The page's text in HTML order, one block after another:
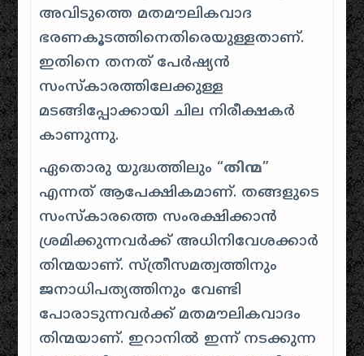
അവിടുത്തെ മതമൗലികവാദ
ഭരണകൂടത്തിനെതിരെയുള്ളതാണ്.
ഇതിനെ തനത് പേർഷ്യൻ
സംസ്കാരത്തിലേക്കുള്ള
മടങ്ങിപ്പോക്കായി ചില നിരീക്ഷകർ
കാണുന്നു.
ഏതൊരു യുദ്ധത്തിലും “തിന്മ”
എന്നത് ആപേക്ഷികമാണ്. തങ്ങളുടെ
സംസ്കാരത്തെ സംരക്ഷിക്കാൻ
ശ്രമിക്കുന്നവർക്ക് അധിനിവേശക്കാർ
തിന്മയാണ്. സ്ത്രീസമത്വത്തിനും
ജനാധിപത്യത്തിനും വേണ്ടി
പോരാടുന്നവർക്ക് മതമൗലികവാദം
തിന്മയാണ്. ഇറാനിൽ ഇന്ന് നടക്കുന്ന